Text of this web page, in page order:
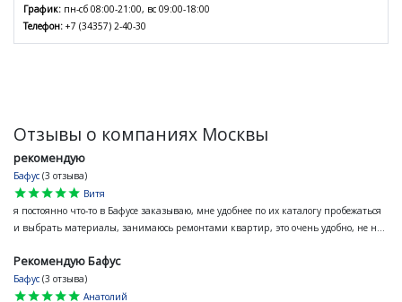
График: пн-сб 08:00-21:00, вс 09:00-18:00
Телефон: +7 (34357) 2-40-30
Отзывы о компаниях Москвы
рекомендую
Бафус (3 отзыва)
star
star
star
star
star
Витя
я постоянно что-то в Бафусе заказываю, мне удобнее по их каталогу пробежаться
и выбрать материалы, занимаюсь ремонтами квартир, это очень удобно, не н...
Рекомендую Бафус
Бафус (3 отзыва)
star
star
star
star
star
Анатолий